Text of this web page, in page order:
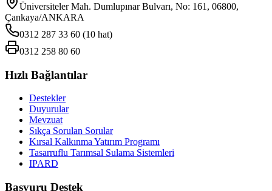
Üniversiteler Mah. Dumlupınar Bulvarı, No: 161, 06800,
Çankaya/ANKARA
0312 287 33 60 (10 hat)
0312 258 80 60
Hızlı Bağlantılar
Destekler
Duyurular
Mevzuat
Sıkça Sorulan Sorular
Kırsal Kalkınma Yatırım Programı
Tasarruflu Tarımsal Sulama Sistemleri
IPARD
Başvuru Destek